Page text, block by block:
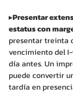
▸Presentar
estatus con
presentar treinta
vencimiento del
día antes. Un
puede convertir
tardía en